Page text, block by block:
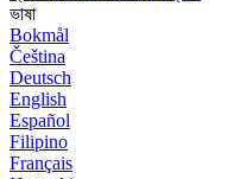
ভাষা
Bokmål
Čeština
Deutsch
English
Español
Filipino
Français